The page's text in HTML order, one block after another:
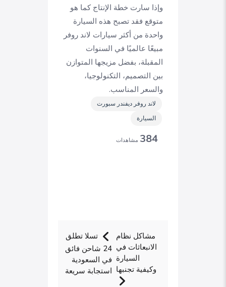
وإذا سارت خطة الإنتاج كما هو
متوقع فقد تصبح هذه السيارة
واحدة من أكثر سيارات لاند روفر
مبيعًا عالميًا في السنوات
المقبلة، بفضل مزيجها المتوازن
بين التصميم، التكنولوجيا،
والسعر المناسب.
لاند روفر ديفندر سبورت
السيارة
384 مشاهدات
تسلا تطلق
24 شاحن فائق
في السعودية
استجابة سريعة
مشاكل نظام
الانبعاثات في
السيارة
وكيفية تجنبها